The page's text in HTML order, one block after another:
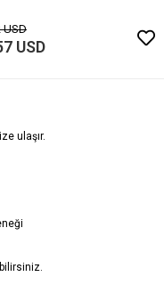
USD
USD
ulaşır.